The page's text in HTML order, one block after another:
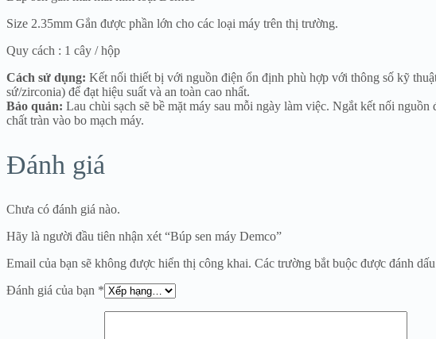
Size 2.35mm Gắn được phần lớn cho các loại máy trên thị trường.
Quy cách : 1 cây / hộp
Cách sử dụng: Kết nối thiết bị với nguồn điện ổn định phù hợp với thông số kỹ
sứ/zirconia) để đạt hiệu suất và an toàn cao nhất.
Bảo quản: Lau chùi sạch sẽ bề mặt máy sau mỗi ngày làm việc. Ngắt kết nối
chất tràn vào bo mạch máy.
Đánh giá
Chưa có đánh giá nào.
Hãy là người đầu tiên nhận xét “Búp sen máy Demco”
Email của bạn sẽ không được hiển thị công khai. Các trường bắt buộc được đánh dấu
Đánh giá của bạn *